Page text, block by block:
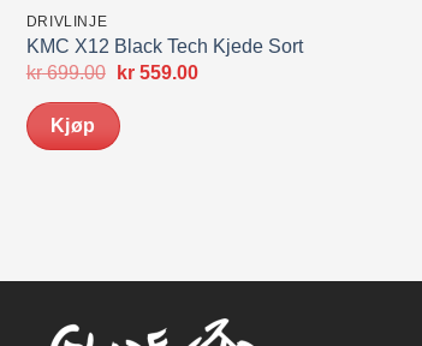
DRIVLINJE
KMC X12 Black Tech Kjede Sort
kr699.00
Opprinnelig
var:
kr 699.00.
kr559.00Nåværende
Kjøp